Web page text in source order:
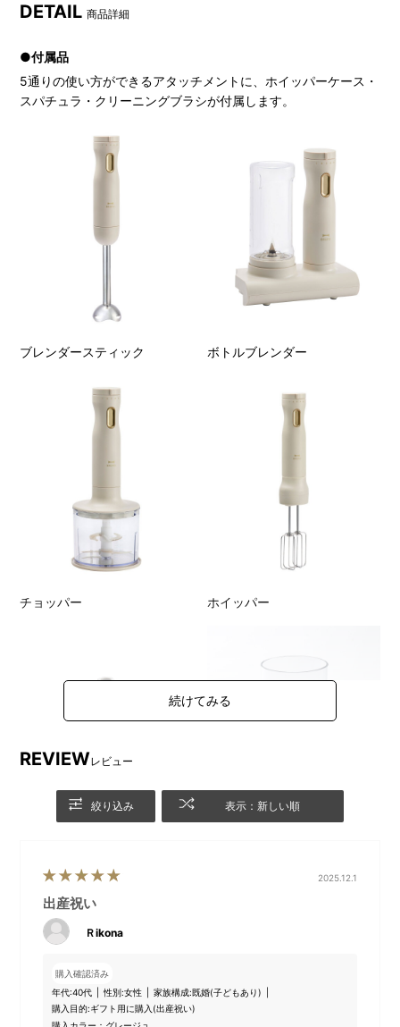
DETAIL商品詳細
●付属品
5通りの使い方ができるアタッチメントに、ホイッパーケース・
スパチュラ・クリーニングブラシが付属します。
ブレンダースティック ボトルブレンダー
チョッパー ホイッパー
REVIEWレビュー
絞り込み 表示：新しい順
2025.12.1
出産祝い
Ｒikona
購入確認済み
年代:40代 性別:女性 家族構成:既婚(子どもあり)
購入目的:ギフト用に購入(出産祝い)